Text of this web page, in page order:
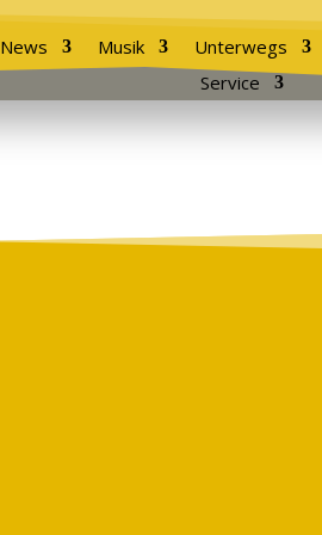
News Musik Unterwegs
Service